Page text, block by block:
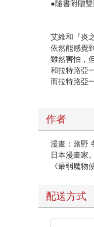
●隨書附贈雙
艾維和『炎
依然能感覺
雖然害怕，
和拉特路亞
而拉特路亞
作者
漫畫：蕗野
日本漫畫家。
《最弱魔物
配送方式